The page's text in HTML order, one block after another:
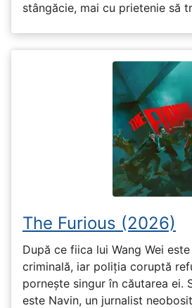
stângăcie, mai cu prietenie să
The Furious (2026)
După ce fiica lui Wang Wei
criminală, iar poliția coruptă
pornește singur în căutarea ei.
este Navin, un jurnalist